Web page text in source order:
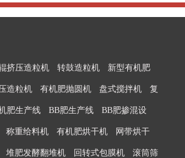
挤压造粒机 转鼓造粒机 新型有机肥
造粒机 有机肥抛圆机 盘式搅拌机 复
肥生产线 BB肥生产线 BB肥掺混设
称重给料机 有机肥烘干机 网带烘干
堆肥发酵翻堆机 回转式包膜机 滚筒筛